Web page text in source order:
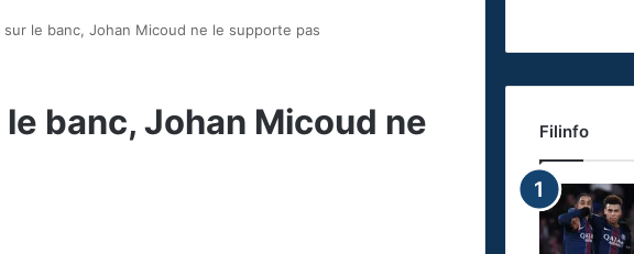
sur le banc, Johan Micoud ne le supporte pas
le banc, Johan Micoud ne
Filinfo